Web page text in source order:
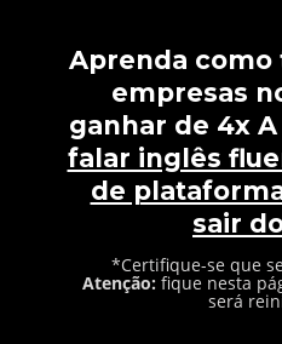
Aprenda
empresas
ganhar de 4x
falar inglês
de
sair
*Certifique-se que
Atenção:fique nesta
será